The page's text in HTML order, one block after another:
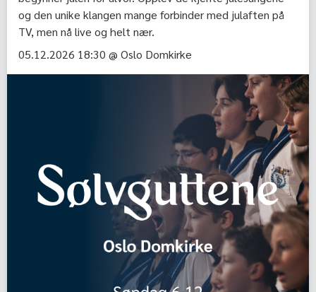
og den unike klangen mange forbinder med julaften på
TV, men nå live og helt nær.
05.12.2026 18:30 @ Oslo Domkirke